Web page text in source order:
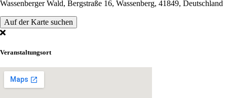
Wassenberger Wald, Bergstraße 16, Wassenberg, 41849, Deutschland
Auf der Karte suchen
Veranstaltungsort